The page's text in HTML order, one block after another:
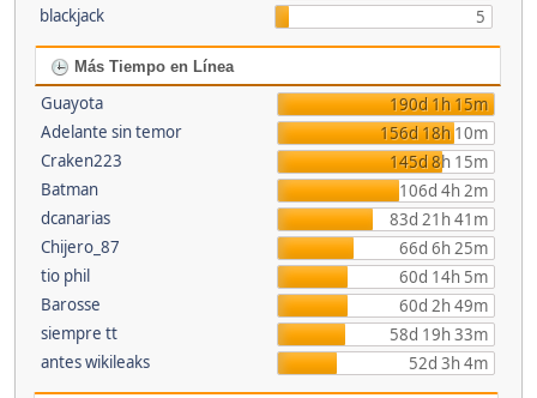
blackjack
5
Más Tiempo en Línea
Guayota
190d 1h 15m
Adelante sin temor
156d 18h 10m
Craken223
145d 8h 15m
Batman
106d 4h 2m
dcanarias
83d 21h 41m
Chijero_87
66d 6h 25m
tio phil
60d 14h 5m
Barosse
60d 2h 49m
siempre tt
58d 19h 33m
antes wikileaks
52d 3h 4m